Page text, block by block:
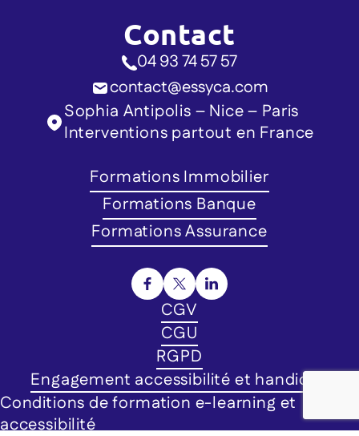
Contact
04 93 74 57 57
contact@essyca.com
Sophia Antipolis – Nice – Paris
Interventions partout en France
Formations Immobilier
Formations Banque
Formations Assurance
CGV
CGU
RGPD
Engagement accessibilité et handicap
Conditions de formation e-learning et
accessibilité